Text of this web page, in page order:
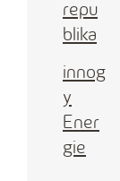
repu
blika
innog
y
Ener
gie